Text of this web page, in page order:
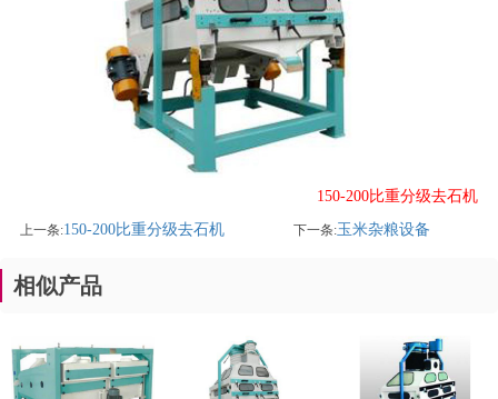
2
150-200比重分级去石机
上一条:150-200比重分级去石机 下一条:玉米杂粮设备
相似产品